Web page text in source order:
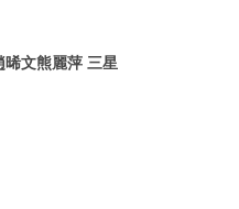
晞文熊麗萍 三星